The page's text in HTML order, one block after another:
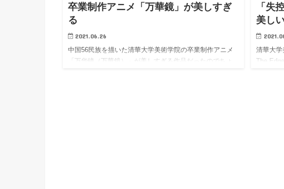
卒業制作アニメ「万華鏡」が美しすぎ
る
2021.06.26
中国56民族を描いた清華大学美術学院の卒業制作アニメ
「万华镜（万華鏡）」が美しすぎる作品だったのでちょ
「失
美し
清華大
The